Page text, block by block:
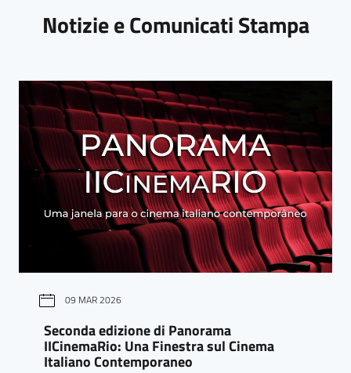
Notizie e Comunicati Stampa
09 MAR 2026
Seconda edizione di Panorama
IICinemaRio: Una Finestra sul Cinema
Italiano Contemporaneo